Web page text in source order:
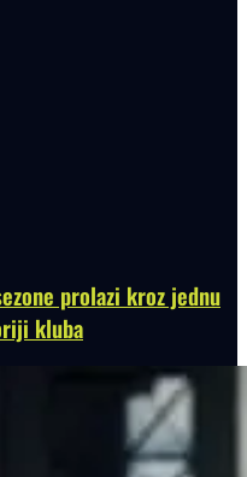
prolazi kroz jednu
kluba